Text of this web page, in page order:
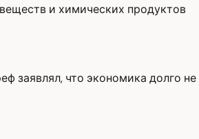
и химических продуктов
заявлял, что экономика долго не